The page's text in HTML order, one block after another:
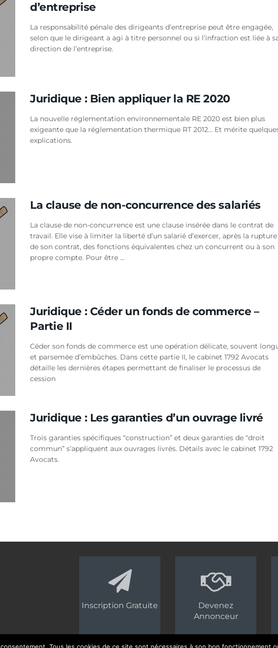
d’entreprise
La responsabilité pénale des dirigeants d’entreprise peut être engagée,
selon que le dirigeant a agi à titre personnel ou si l’infraction est liée à
direction de l’entreprise.
Juridique : Bien appliquer la RE 2020
La nouvelle réglementation environnementale RE 2020 est bien plus
exigeante que la réglementation thermique RT 2012… Et mérite
explications.
La clause de non-concurrence des salariés
La clause de non-concurrence est une clause insérée dans le contrat de
travail. Elle vise à limiter la liberté d’un salarié d’exercer, après la rupture
de son contrat, des fonctions équivalentes chez un concurrent ou à son
propre compte. Pour être ...
Juridique : Céder un fonds de commerce –
Partie II
Céder son fonds de commerce est une opération délicate, souvent
et parsemée d’embûches. Dans cette partie II, le cabinet 1792 Avocats
détaille les dernières étapes permettant de finaliser le processus de
cession
Juridique : Les garanties d’un ouvrage livré
Trois garanties spécifiques “construction” et deux garanties de “droit
commun” s’appliquent aux ouvrages livrés. Détails avec le cabinet 1792
Avocats.
Inscription Gratuite
Devenez
Annonceur